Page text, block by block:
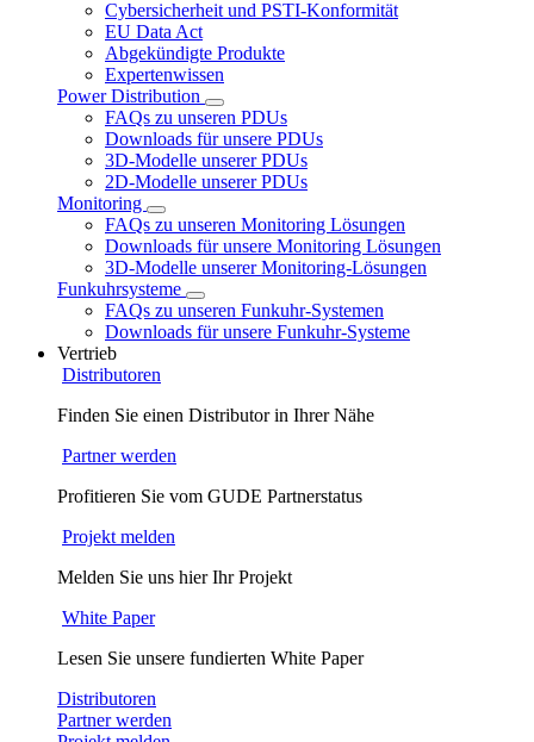
Cybersicherheit und PSTI-Konformität
EU Data Act
Abgekündigte Produkte
Expertenwissen
Power Distribution
FAQs zu unseren PDUs
Downloads für unsere PDUs
3D-Modelle unserer PDUs
2D-Modelle unserer PDUs
Monitoring
FAQs zu unseren Monitoring Lösungen
Downloads für unsere Monitoring Lösungen
3D-Modelle unserer Monitoring-Lösungen
Funkuhrsysteme
FAQs zu unseren Funkuhr-Systemen
Downloads für unsere Funkuhr-Systeme
Vertrieb
Distributoren
Finden Sie einen Distributor in Ihrer Nähe
Partner werden
Profitieren Sie vom GUDE Partnerstatus
Projekt melden
Melden Sie uns hier Ihr Projekt
White Paper
Lesen Sie unsere fundierten White Paper
Distributoren
Partner werden